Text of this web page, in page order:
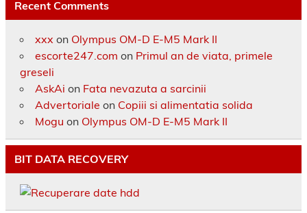
Recent Comments
xxx on Olympus OM-D E-M5 Mark II
escorte247.com on Primul an de viata, primele
greseli
AskAi on Fata nevazuta a sarcinii
Advertoriale on Copiii si alimentatia solida
Mogu on Olympus OM-D E-M5 Mark II
BIT DATA RECOVERY